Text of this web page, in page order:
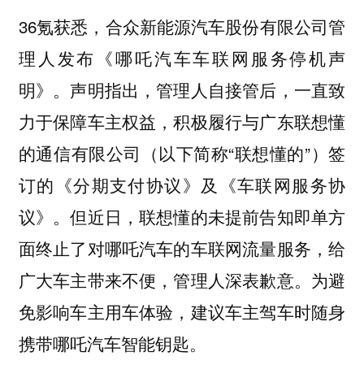
36氪获悉，合众新能源汽车股份有限公司管
理人发布《哪吒汽车车联网服务停机声
明》。声明指出，管理人自接管后，一直致
力于保障车主权益，积极履行与广东联想懂
的通信有限公司（以下简称“联想懂的”）签
订的《分期支付协议》及《车联网服务协
议》。但近日，联想懂的未提前告知即单方
面终止了对哪吒汽车的车联网流量服务，给
广大车主带来不便，管理人深表歉意。为避
免影响车主用车体验，建议车主驾车时随身
携带哪吒汽车智能钥匙。